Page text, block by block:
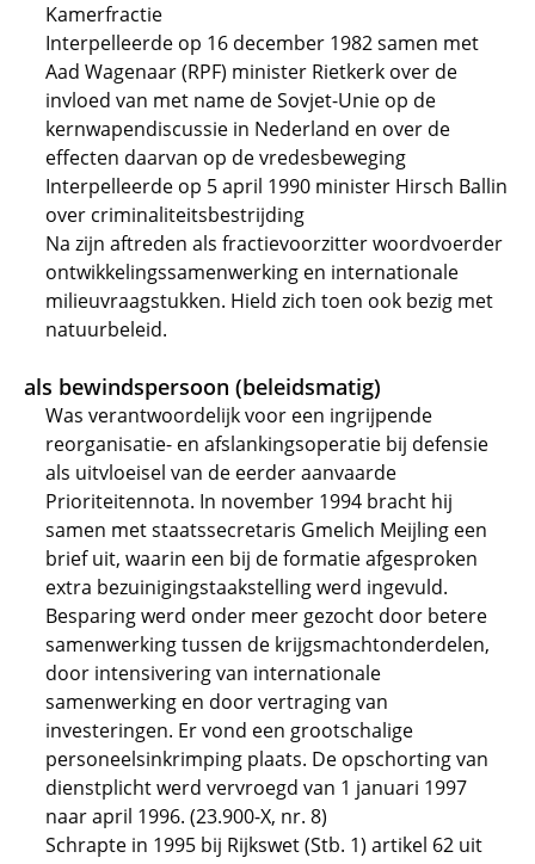
Kamerfractie
Interpelleerde op 16 december 1982 samen met
Aad Wagenaar (RPF) minister Rietkerk over de
invloed van met name de Sovjet-Unie op de
kernwapendiscussie in Nederland en over de
effecten daarvan op de vredesbeweging
Interpelleerde op 5 april 1990 minister Hirsch Ballin
over criminaliteitsbestrijding
Na zijn aftreden als fractievoorzitter woordvoerder
ontwikkelingssamenwerking en internationale
milieuvraagstukken. Hield zich toen ook bezig met
natuurbeleid.
als bewindspersoon (beleidsmatig)
Was verantwoordelijk voor een ingrijpende
reorganisatie- en afslankingsoperatie bij defensie
als uitvloeisel van de eerder aanvaarde
Prioriteitennota. In november 1994 bracht hij
samen met staatssecretaris Gmelich Meijling een
brief uit, waarin een bij de formatie afgesproken
extra bezuinigingstaakstelling werd ingevuld.
Besparing werd onder meer gezocht door betere
samenwerking tussen de krijgsmachtonderdelen,
door intensivering van internationale
samenwerking en door vertraging van
investeringen. Er vond een grootschalige
personeelsinkrimping plaats. De opschorting van
dienstplicht werd vervroegd van 1 januari 1997
naar april 1996. (23.900-X, nr. 8)
Schrapte in 1995 bij Rijkswet (Stb. 1) artikel 62 uit